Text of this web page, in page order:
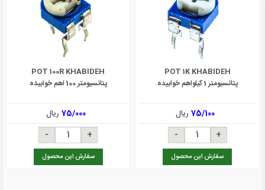
POT 1K KHABIDEH
پتانسیومتر 1 کیلواهم خوابیده
75/100 ریال
سفارش این محصول
POT 100R KHABIDEH
پتانسیومتر 100 اهم خوابیده
75/000 ریال
سفارش این محصول